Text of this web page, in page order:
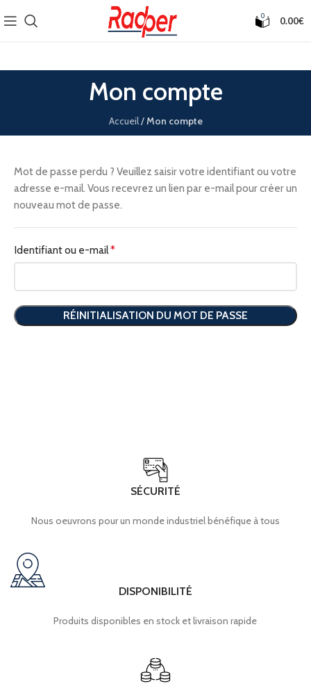
0 0.00€
Mon compte
Accueil/Mon compte
Mot de passe perdu ? Veuillez saisir votre identifiant ou votre
adresse e-mail. Vous recevrez un lien par e-mail pour créer un
nouveau mot de passe.
Identifiant ou e-mail*
RÉINITIALISATION DU MOT DE PASSE
SÉCURITÉ
Nous oeuvrons pour un monde industriel bénéfique à tous
DISPONIBILITÉ
Produits disponibles en stock et livraison rapide